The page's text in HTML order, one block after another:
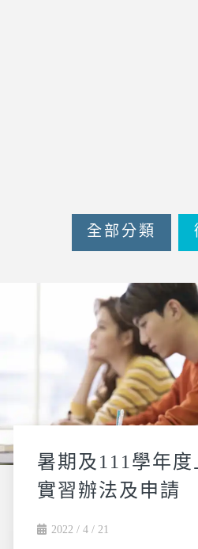
全部分類
暑期及111學年
實習辦法及申請
2022 / 4 / 21